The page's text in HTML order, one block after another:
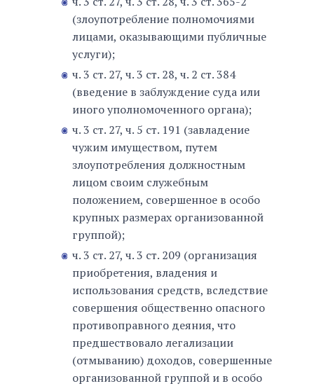
(злоупотребление полномочиями
лицами, оказывающими публичные
услуги);
ч. 3 ст. 27, ч. 3 ст. 28, ч. 2 ст. 384
(введение в заблуждение суда или
иного уполномоченного органа);
ч. 3 ст. 27, ч. 5 ст. 191 (завладение
чужим имуществом, путем
злоупотребления должностным
лицом своим служебным
положением, совершенное в особо
крупных размерах организованной
группой);
ч. 3 ст. 27, ч. 3 ст. 209 (организация
приобретения, владения и
использования средств, вследствие
совершения общественно опасного
противоправного деяния, что
предшествовало легализации
(отмыванию) доходов, совершенные
организованной группой и в особо